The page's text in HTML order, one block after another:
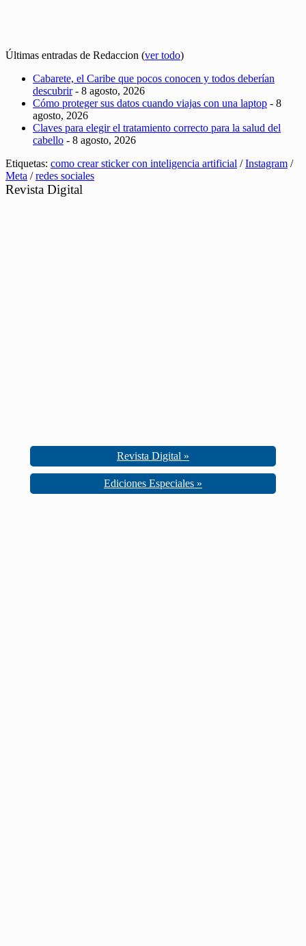
Últimas entradas de Redaccion (ver todo)
Cabarete, el Caribe que pocos conocen y todos deberían
descubrir- 8 agosto, 2026
Cómo proteger sus datos cuando viajas con una laptop - 8
agosto, 2026
Claves para elegir el tratamiento correcto para la salud del
cabello - 8 agosto, 2026
Etiquetas: como crear sticker con inteligencia artificial /Instagram /
Meta /redes sociales
Revista Digital
Revista Digital »
Ediciones Especiales »